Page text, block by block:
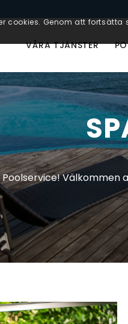
VÅRA TJÄNSTER
cookies. Genom att fortsätta